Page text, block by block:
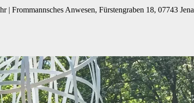
Frommannsches Anwesen, Fürstengraben 18, 07743 Jena